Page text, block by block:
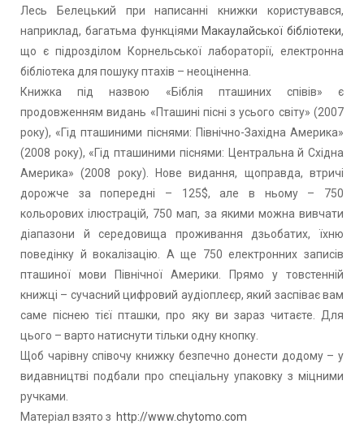
Лесь Белецький при написанні книжки користувався,
наприклад, багатьма функціями Макаулайської бібліотеки,
що є підрозділом Корнельської лабораторії, електронна
бібліотека для пошуку птахів – неоціненна.
Книжка під назвою «Біблія пташиних співів» є
продовженням видань «Пташині пісні з усього світу» (2007
року), «Гід пташиними піснями: Північно-Західна Америка»
(2008 року), «Гід пташиними піснями: Центральна й Східна
Америка» (2008 року). Нове видання, щоправда, втричі
дорожче за попередні – 125$, але в ньому – 750
кольорових ілюстрацій, 750 мап, за якими можна вивчати
діапазони й середовища проживання дзьобатих, їхню
поведінку й вокалізацію. А ще 750 електронних записів
пташиної мови Північної Америки. Прямо у товстенній
книжці – сучасний цифровий аудіоплеєр, який заспіває вам
саме піснею тієї пташки, про яку ви зараз читаєте. Для
цього – варто натиснути тільки одну кнопку.
Щоб чарівну співочу книжку безпечно донести додому – у
видавництві подбали про спеціальну упаковку з міцними
ручками.
Матеріал взято з http://www.chytomo.com